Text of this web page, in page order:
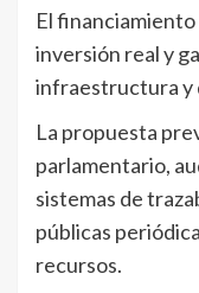
El
inversión real y
infraestructura y
La propuesta
parlamentario,
sistemas de
públicas
recursos.